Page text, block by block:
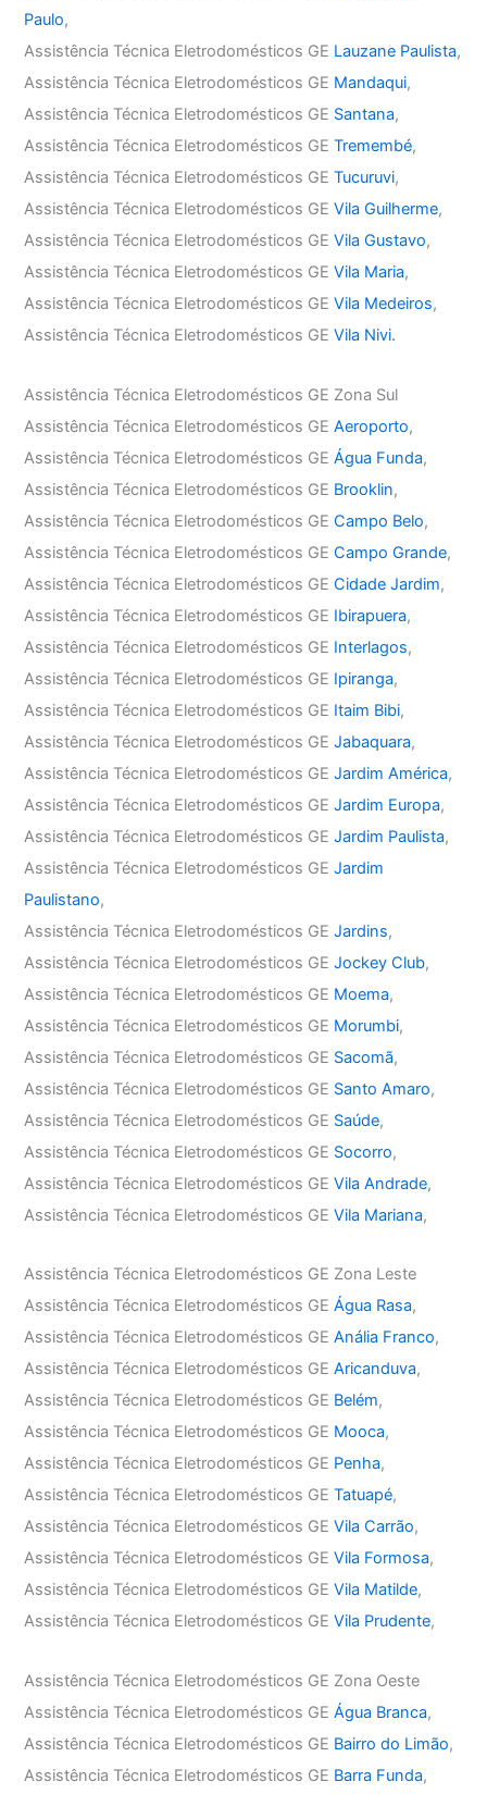
Paulo,
Assistência Técnica Eletrodomésticos GE Lauzane Paulista,
Assistência Técnica Eletrodomésticos GE Mandaqui,
Assistência Técnica Eletrodomésticos GE Santana,
Assistência Técnica Eletrodomésticos GETremembé,
Assistência Técnica Eletrodomésticos GETucuruvi,
Assistência Técnica Eletrodomésticos GEVila Guilherme,
Assistência Técnica Eletrodomésticos GEVila Gustavo,
Assistência Técnica Eletrodomésticos GEVila Maria,
Assistência Técnica Eletrodomésticos GEVila Medeiros,
Assistência Técnica Eletrodomésticos GEVila Nivi.
Assistência Técnica Eletrodomésticos GE Zona Sul
Assistência Técnica Eletrodomésticos GEAeroporto,
Assistência Técnica Eletrodomésticos GEÁgua Funda,
Assistência Técnica Eletrodomésticos GE Brooklin,
Assistência Técnica Eletrodomésticos GECampo Belo,
Assistência Técnica Eletrodomésticos GECampo Grande,
Assistência Técnica Eletrodomésticos GECidade Jardim,
Assistência Técnica Eletrodomésticos GE Ibirapuera,
Assistência Técnica Eletrodomésticos GE Interlagos,
Assistência Técnica Eletrodomésticos GE Ipiranga,
Assistência Técnica Eletrodomésticos GE Itaim Bibi,
Assistência Técnica Eletrodomésticos GEJabaquara,
Assistência Técnica Eletrodomésticos GEJardim América,
Assistência Técnica Eletrodomésticos GEJardim Europa,
Assistência Técnica Eletrodomésticos GEJardim Paulista,
Assistência Técnica Eletrodomésticos GEJardim
Paulistano,
Assistência Técnica Eletrodomésticos GEJardins,
Assistência Técnica Eletrodomésticos GEJockey Club,
Assistência Técnica Eletrodomésticos GE Moema,
Assistência Técnica Eletrodomésticos GE Morumbi,
Assistência Técnica Eletrodomésticos GE Sacomã,
Assistência Técnica Eletrodomésticos GE Santo Amaro,
Assistência Técnica Eletrodomésticos GE Saúde,
Assistência Técnica Eletrodomésticos GE Socorro,
Assistência Técnica Eletrodomésticos GEVila Andrade,
Assistência Técnica Eletrodomésticos GEVila Mariana,
Assistência Técnica Eletrodomésticos GE Zona Leste
Assistência Técnica Eletrodomésticos GEÁgua Rasa,
Assistência Técnica Eletrodomésticos GEAnália Franco,
Assistência Técnica Eletrodomésticos GEAricanduva,
Assistência Técnica Eletrodomésticos GE Belém,
Assistência Técnica Eletrodomésticos GE Mooca,
Assistência Técnica Eletrodomésticos GE Penha,
Assistência Técnica Eletrodomésticos GETatuapé,
Assistência Técnica Eletrodomésticos GEVila Carrão,
Assistência Técnica Eletrodomésticos GEVila Formosa,
Assistência Técnica Eletrodomésticos GEVila Matilde,
Assistência Técnica Eletrodomésticos GEVila Prudente,
Assistência Técnica Eletrodomésticos GE Zona Oeste
Assistência Técnica Eletrodomésticos GEÁgua Branca,
Assistência Técnica Eletrodomésticos GE Bairro do Limão,
Assistência Técnica Eletrodomésticos GE Barra Funda,